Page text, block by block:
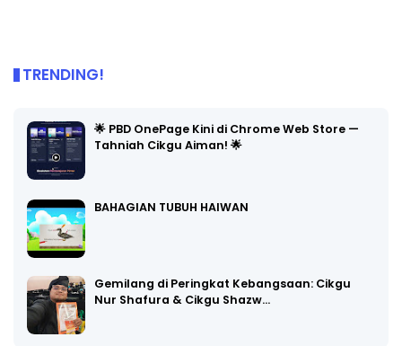
TRENDING!
🌟 PBD OnePage Kini di Chrome Web Store —
Tahniah Cikgu Aiman! 🌟
BAHAGIAN TUBUH HAIWAN
Gemilang di Peringkat Kebangsaan: Cikgu
Nur Shafura & Cikgu Shazw…